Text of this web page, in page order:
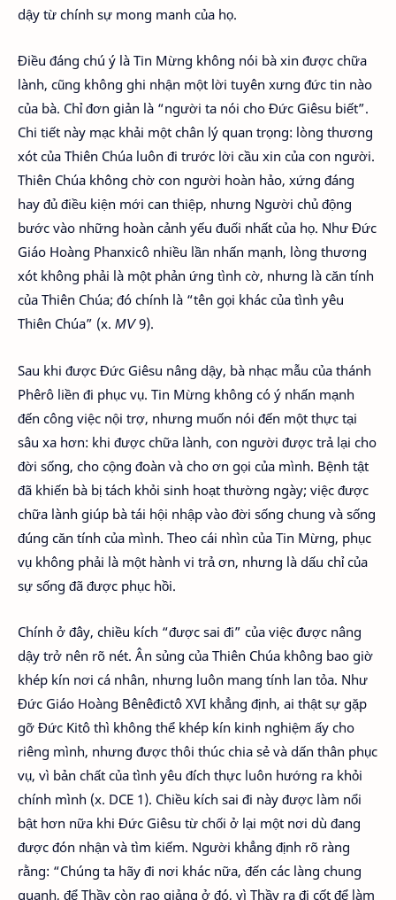
dậy từ chính sự mong manh của họ.
Điều đáng chú ý là Tin Mừng không nói bà xin được chữa
lành, cũng không ghi nhận một lời tuyên xưng đức tin nào
của bà. Chỉ đơn giản là “người ta nói cho Đức Giêsu biết”.
Chi tiết này mạc khải một chân lý quan trọng: lòng thương
xót của Thiên Chúa luôn đi trước lời cầu xin của con người.
Thiên Chúa không chờ con người hoàn hảo, xứng đáng
hay đủ điều kiện mới can thiệp, nhưng Người chủ động
bước vào những hoàn cảnh yếu đuối nhất của họ. Như Đức
Giáo Hoàng Phanxicô nhiều lần nhấn mạnh, lòng thương
xót không phải là một phản ứng tình cờ, nhưng là căn tính
của Thiên Chúa; đó chính là “tên gọi khác của tình yêu
Thiên Chúa” (x. MV9).
Sau khi được Đức Giêsu nâng dậy, bà nhạc mẫu của thánh
Phêrô liền đi phục vụ. Tin Mừng không có ý nhấn mạnh
đến công việc nội trợ, nhưng muốn nói đến một thực tại
sâu xa hơn: khi được chữa lành, con người được trả lại cho
đời sống, cho cộng đoàn và cho ơn gọi của mình. Bệnh tật
đã khiến bà bị tách khỏi sinh hoạt thường ngày; việc được
chữa lành giúp bà tái hội nhập vào đời sống chung và sống
đúng căn tính của mình. Theo cái nhìn của Tin Mừng, phục
vụ không phải là một hành vi trả ơn, nhưng là dấu chỉ của
sự sống đã được phục hồi.
Chính ở đây, chiều kích “được sai đi” của việc được nâng
dậy trở nên rõ nét. Ân sủng của Thiên Chúa không bao giờ
khép kín nơi cá nhân, nhưng luôn mang tính lan tỏa. Như
Đức Giáo Hoàng Bênêđictô XVI khẳng định, ai thật sự gặp
gỡ Đức Kitô thì không thể khép kín kinh nghiệm ấy cho
riêng mình, nhưng được thôi thúc chia sẻ và dấn thân phục
vụ, vì bản chất của tình yêu đích thực luôn hướng ra khỏi
chính mình (x. DCE 1). Chiều kích sai đi này được làm nổi
bật hơn nữa khi Đức Giêsu từ chối ở lại một nơi dù đang
được đón nhận và tìm kiếm. Người khẳng định rõ ràng
rằng: “Chúng ta hãy đi nơi khác nữa, đến các làng chung
quanh, để Thầy còn rao giảng ở đó, vì Thầy ra đi cốt để làm